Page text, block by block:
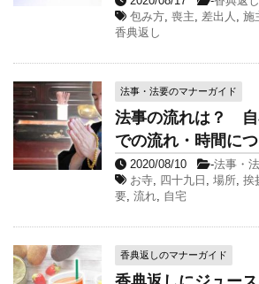
包み方 喪主 差出人 施
香典返し
法事・法要のマナーガイド
法事の流れは？ 自
での流れ・時間に
2020/08/10 -法事・
お寺
四十九日 場所 挨
要 流れ 自宅
香典返しのマナーガイド